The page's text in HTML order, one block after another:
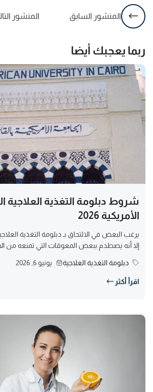
المنشور السابق المنشور
ربما يعجبك أيضا
شروط دبلومة التغذية العلاجية
الأمريكية 2026
يرغب البعض في الالتحاق بـ دبلومة التغذية
إلا أنه يصطدم ببعض المعوقات التي تمنعه من
دبلومة التغذية العلاجية يونيو 6, 2026
اقرأ أكثر